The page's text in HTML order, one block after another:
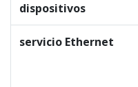
dispositivos
servicio Ethernet